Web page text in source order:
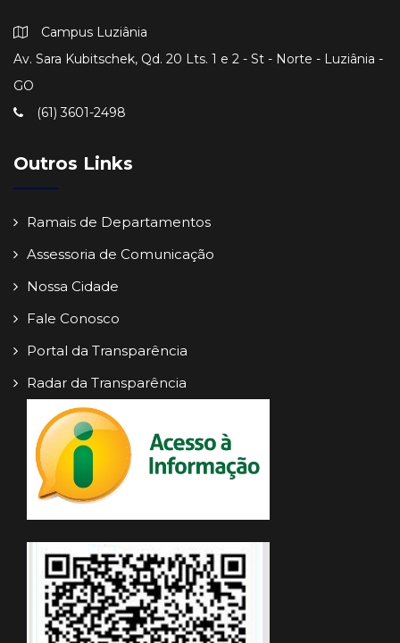
Campus Luziânia
Av. Sara Kubitschek, Qd. 20 Lts. 1 e 2 - St - Norte - Luziânia -
GO
(61) 3601-2498
Outros Links
Ramais de Departamentos
Assessoria de Comunicação
Nossa Cidade
Fale Conosco
Portal da Transparência
Radar da Transparência